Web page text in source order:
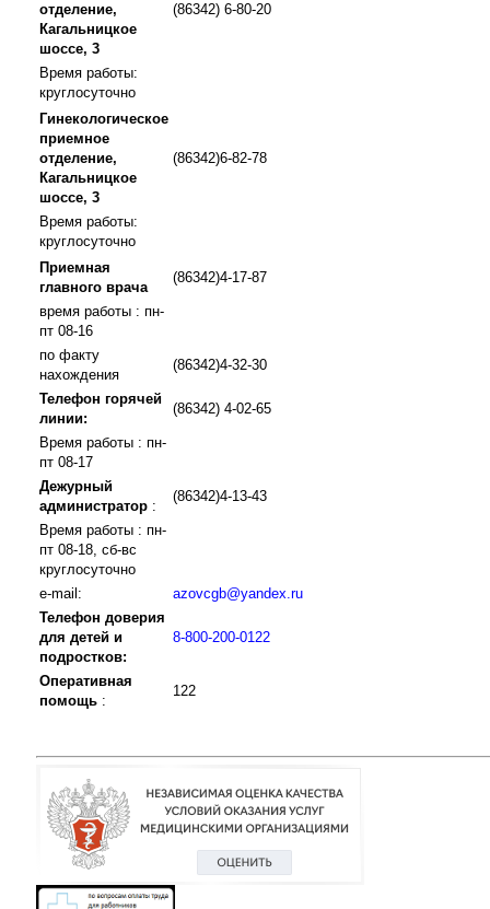
отделение,
Кагальницкое
шоссе, 3
(86342) 6-80-20
Время работы:
круглосуточно
Гинекологическое
приемное
отделение,
Кагальницкое
шоссе, 3
(86342)6-82-78
Время работы:
круглосуточно
Приемная
главного врача
(86342)4-17-87
время работы : пн-
пт 08-16
по факту
нахождения
(86342)4-32-30
Телефон горячей
линии:
(86342) 4-02-65
Время работы : пн-
пт 08-17
Дежурный
администратор :
(86342)4-13-43
Время работы : пн-
пт 08-18, сб-вс
круглосуточно
e-mail:
azovcgb@yandex.ru
Телефон доверия
для детей и
подростков:
8-800-200-0122
Оперативная
помощь :
122